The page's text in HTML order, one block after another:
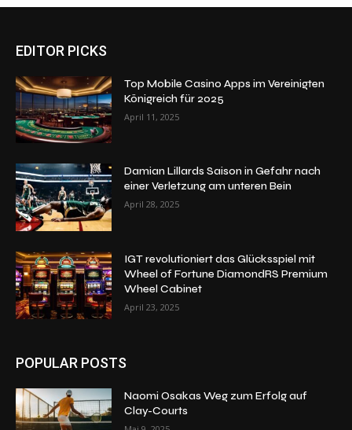
EDITOR PICKS
Top Mobile Casino Apps im Vereinigten
Königreich für 2025
April 11, 2025
Damian Lillards Saison in Gefahr nach
einer Verletzung am unteren Bein
April 28, 2025
IGT revolutioniert das Glücksspiel mit
Wheel of Fortune DiamondRS Premium
Wheel Cabinet
April 23, 2025
POPULAR POSTS
Naomi Osakas Weg zum Erfolg auf
Clay-Courts